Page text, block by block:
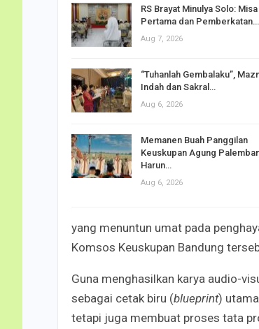
RS Brayat Minulya Solo:
Pertama dan Pemberkatan…
Aug 7, 2026
“Tuhanlah Gembalaku”,
Indah dan Sakral…
Aug 6, 2026
Memanen Buah Panggilan
Keuskupan Agung
Harun…
Aug 6, 2026
yang menuntun umat pada
Komsos Keuskupan Bandung
Guna menghasilkan karya audio-
sebagai cetak biru (blueprint)
tetapi juga membuat proses tata